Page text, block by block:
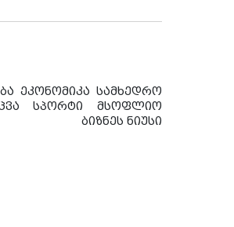
ეკონომიკა სამხედრო
სპორტი
მსოფლიო
ბიზნეს ნიუსი